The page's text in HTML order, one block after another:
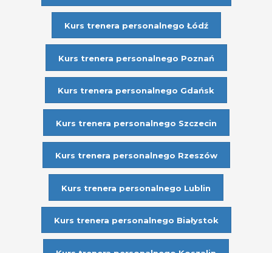
Kurs trenera personalnego Łódź
Kurs trenera personalnego Poznań
Kurs trenera personalnego Gdańsk
Kurs trenera personalnego Szczecin
Kurs trenera personalnego Rzeszów
Kurs trenera personalnego Lublin
Kurs trenera personalnego Białystok